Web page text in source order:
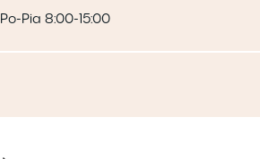
Po-Pia 8:00-15:00